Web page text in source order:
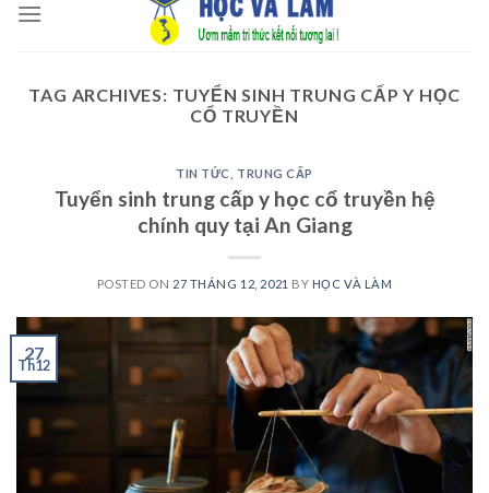
TAG ARCHIVES: TUYỂN SINH TRUNG CẤP Y HỌC
CỔ TRUYỀN
TIN TỨC TRUNG CẤP
Tuyển sinh trung cấp y học cổ truyền hệ
chính quy tại An Giang
POSTED ON 27 THÁNG 12, 2021 BY HỌC VÀ LÀM
27
Th12